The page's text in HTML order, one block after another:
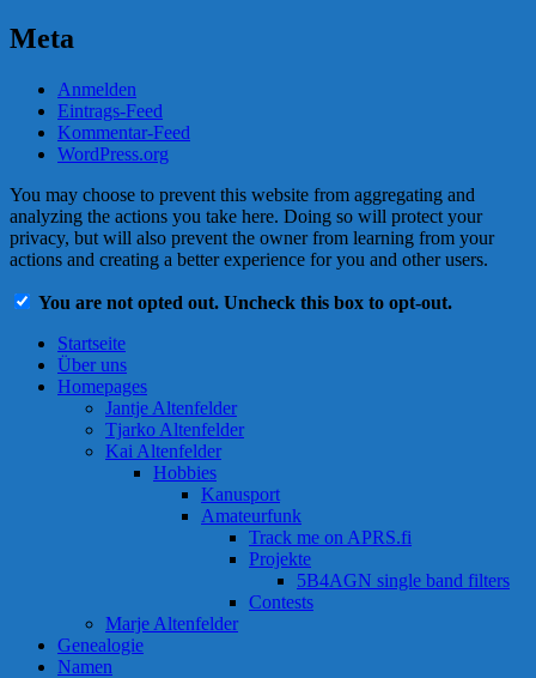
Meta
Anmelden
Eintrags-Feed
Kommentar-Feed
WordPress.org
You may choose to prevent this website from aggregating and
analyzing the actions you take here. Doing so will protect your
privacy, but will also prevent the owner from learning from your
actions and creating a better experience for you and other users.
You are not opted out. Uncheck this box to opt-out.
Startseite
Über uns
Homepages
Jantje Altenfelder
Tjarko Altenfelder
Kai Altenfelder
Hobbies
Kanusport
Amateurfunk
Track me on APRS.fi
Projekte
5B4AGN single band filters
Contests
Marje Altenfelder
Genealogie
Namen